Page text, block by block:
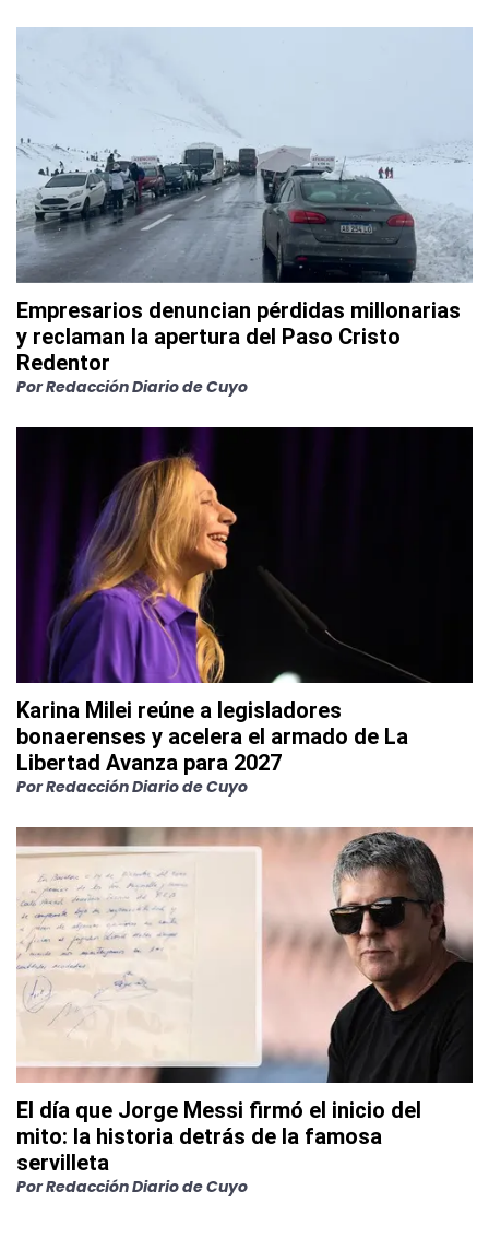
Empresarios denuncian pérdidas millonarias
y reclaman la apertura del Paso Cristo
Redentor
PorRedacción Diario de Cuyo
Karina Milei reúne a legisladores
bonaerenses y acelera el armado de La
Libertad Avanza para 2027
PorRedacción Diario de Cuyo
El día que Jorge Messi firmó el inicio del
mito: la historia detrás de la famosa
servilleta
PorRedacción Diario de Cuyo